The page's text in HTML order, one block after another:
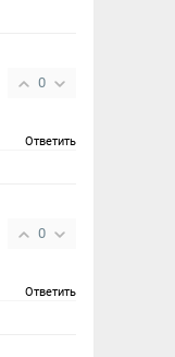
0
Ответить
0
Ответить